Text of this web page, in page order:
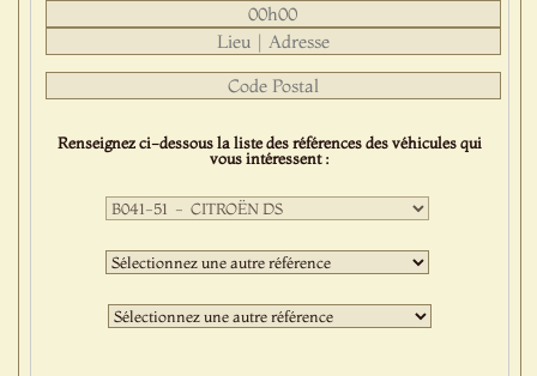
Renseignez ci-dessous la liste des références des véhicules qui
vous intéressent :
Première
sélection
:Deuxième
sélection
:Troisième
sélection